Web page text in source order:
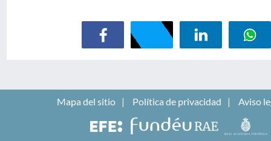
Mapa del sitio Política de privacidad Aviso